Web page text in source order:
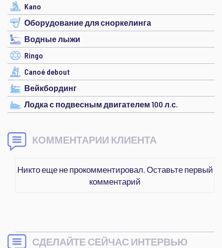
Kano
Оборудование для сноркелинга
Водные лыжи
Ringo
Canoé debout
Вейкбординг
Лодка с подвесным двигателем 100 л.с.
КОММЕНТАРИИ КЛИЕНТА
Никто еще не прокомментировал. Оставьте первый
комментарий
СДЕЛАЙТЕ СЕЙЧАС ИНТЕРВЬЮ